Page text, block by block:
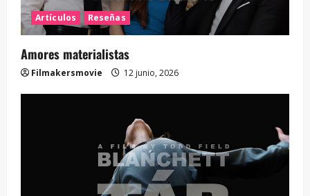
Artículos Reseñas
Amores materialistas
Filmakersmovie 12 junio, 2026